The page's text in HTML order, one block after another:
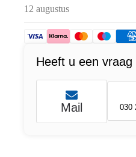
12 augustus
Heeft u een
Mail 030